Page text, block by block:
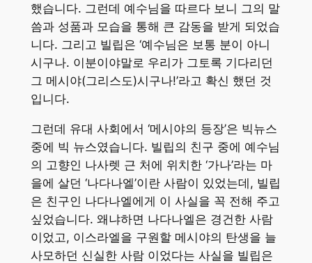
했습니다. 그런데 예수님을 따르다 보니 그의 말
씀과 성품과 모습을 통해 큰 감동을 받게 되었습
니다. 그리고 빌립은 ‘예수님은 보통 분이 아니
시구나. 이분이야말로 우리가 그토록 기다리던
그 메시야(그리스도)시구나!’라고 확신 했던 것
입니다.
그런데 유대 사회에서 ‘메시야의 등장’은 빅뉴스
중에 빅 뉴스였습니다. 빌립의 친구 중에 예수님
의 고향인 나사렛 근 처에 위치한 ‘가나’라는 마
을에 살던 ‘나다나엘’이란 사람이 있었는데, 빌립
은 친구인 나다나엘에게 이 사실을 꼭 전해 주고
싶었습니다. 왜냐하면 나다나엘은 경건한 사람
이었고, 이스라엘을 구원할 메시야의 탄생을 늘
사모하던 신실한 사람 이었다는 사실을 빌립은